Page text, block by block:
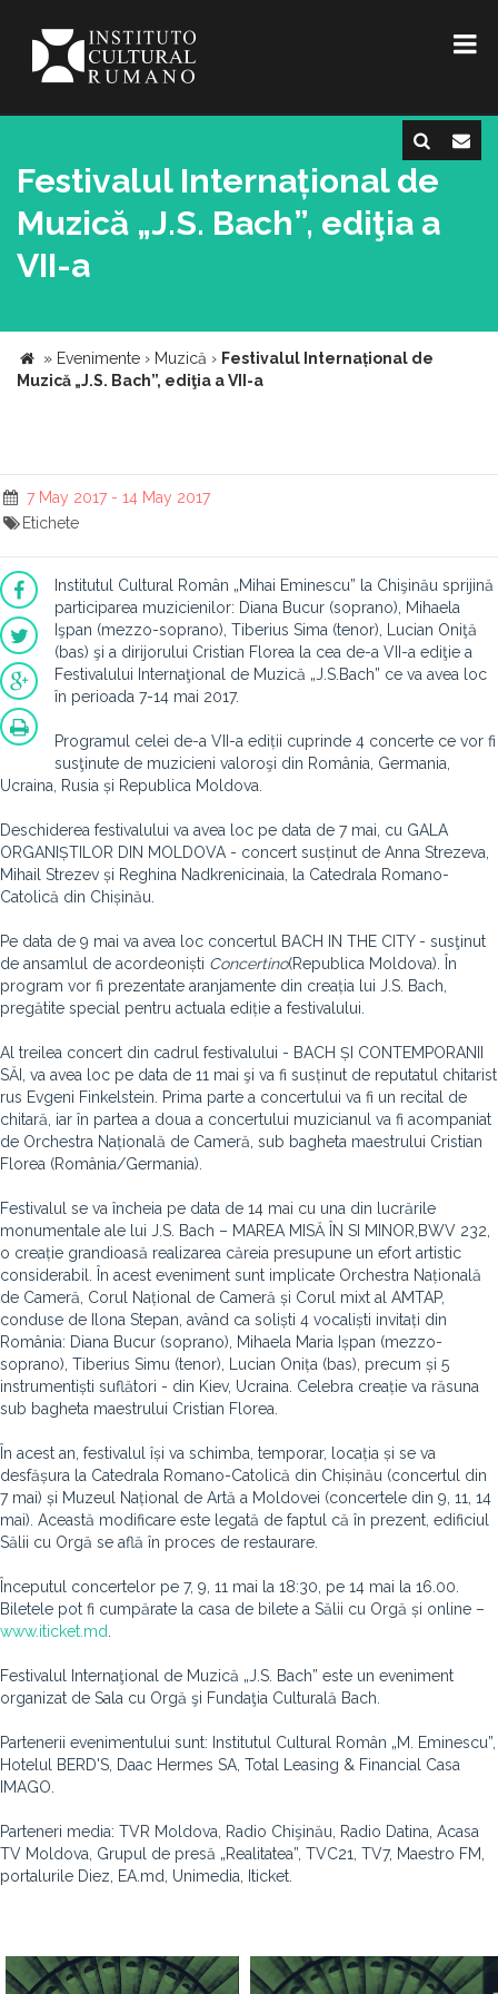
Festivalul Internațional de
Muzică „J.S. Bach”, ediţia a
VII-a
» Evenimente › Muzică › Festivalul Internațional de
Muzică „J.S. Bach”, ediţia a VII-a
7 May 2017 - 14 May 2017
Etichete
Institutul Cultural Român „Mihai Eminescu” la Chişinău sprijină
participarea muzicienilor: Diana Bucur (soprano), Mihaela
Işpan (mezzo-soprano), Tiberius Sima (tenor), Lucian Oniţă
(bas) şi a dirijorului Cristian Florea la cea de-a VII-a ediţie a
Festivalului Internaţional de Muzică „J.S.Bach” ce va avea loc
în perioada 7-14 mai 2017.
Programul celei de-a VII-a ediții cuprinde 4 concerte ce vor fi
susţinute de muzicieni valoroşi din România, Germania,
Ucraina, Rusia și Republica Moldova.
Deschiderea festivalului va avea loc pe data de 7 mai, cu GALA
ORGANIȘTILOR DIN MOLDOVA - concert susținut de Anna Strezeva,
Mihail Strezev și Reghina Nadkrenicinaia, la Catedrala Romano-
Catolică din Chișinău.
Pe data de 9 mai va avea loc concertul BACH IN THE CITY - susţinut
de ansamlul de acordeoniști Concertino(Republica Moldova). În
program vor fi prezentate aranjamente din creația lui J.S. Bach,
pregătite special pentru actuala ediție a festivalului.
Al treilea concert din cadrul festivalului - BACH ȘI CONTEMPORANII
SĂI, va avea loc pe data de 11 mai şi va fi susținut de reputatul chitarist
rus Evgeni Finkelstein. Prima parte a concertului va fi un recital de
chitară, iar în partea a doua a concertului muzicianul va fi acompaniat
de Orchestra Națională de Cameră, sub bagheta maestrului Cristian
Florea (România/Germania).
Festivalul se va încheia pe data de 14 mai cu una din lucrările
monumentale ale lui J.S. Bach – MAREA MISĂ ÎN SI MINOR,BWV 232,
o creație grandioasă realizarea căreia presupune un efort artistic
considerabil. În acest eveniment sunt implicate Orchestra Națională
de Cameră, Corul Național de Cameră și Corul mixt al AMTAP,
conduse de Ilona Stepan, având ca soliști 4 vocaliști invitați din
România: Diana Bucur (soprano), Mihaela Maria Ișpan (mezzo-
soprano), Tiberius Simu (tenor), Lucian Onița (bas), precum și 5
instrumentiști suflători - din Kiev, Ucraina. Celebra creație va răsuna
sub bagheta maestrului Cristian Florea.
În acest an, festivalul își va schimba, temporar, locația și se va
desfășura la Catedrala Romano-Catolică din Chișinău (concertul din
7 mai) și Muzeul Național de Artă a Moldovei (concertele din 9, 11, 14
mai). Această modificare este legată de faptul că în prezent, edificiul
Sălii cu Orgă se află în proces de restaurare.
Începutul concertelor pe 7, 9, 11 mai la 18:30, pe 14 mai la 16.00.
Biletele pot fi cumpărate la casa de bilete a Sălii cu Orgă și online –
www.iticket.md
Festivalul Internaţional de Muzică „J.S. Bach” este un eveniment
organizat de Sala cu Orgă şi Fundaţia Culturală Bach.
Partenerii evenimentului sunt: Institutul Cultural Român „M. Eminescu”,
Hotelul BERD'S, Daac Hermes SA, Total Leasing & Financial Casa
IMAGO.
Parteneri media: TVR Moldova, Radio Chişinău, Radio Datina, Acasa
TV Moldova, Grupul de presă „Realitatea”, TVC21, TV7, Maestro FM,
portalurile Diez, EA.md, Unimedia, Iticket.